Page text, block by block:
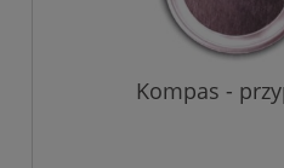
Kompas -